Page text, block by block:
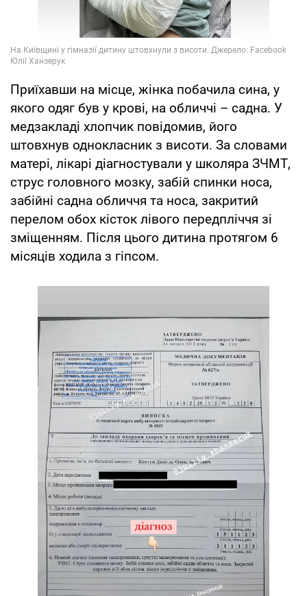
Приїхавши на місце, жінка побачила сина, у
якого одяг був у крові, на обличчі – садна. У
медзакладі хлопчик повідомив, його
штовхнув однокласник з висоти. За словами
матері, лікарі діагностували у школяра ЗЧМТ,
струс головного мозку, забій спинки носа,
забійні садна обличчя та носа, закритий
перелом обох кісток лівого передпліччя зі
зміщенням. Після цього дитина протягом 6
місяців ходила з гіпсом.